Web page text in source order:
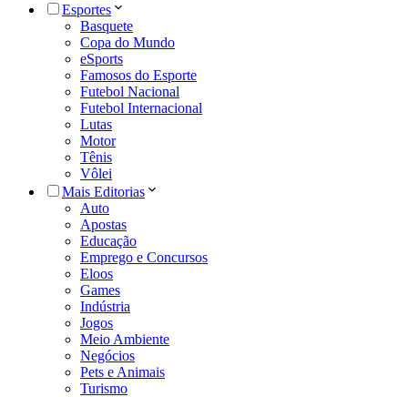
Esportes
Basquete
Copa do Mundo
eSports
Famosos do Esporte
Futebol Nacional
Futebol Internacional
Lutas
Motor
Tênis
Vôlei
Mais Editorias
Auto
Apostas
Educação
Emprego e Concursos
Eloos
Games
Indústria
Jogos
Meio Ambiente
Negócios
Pets e Animais
Turismo